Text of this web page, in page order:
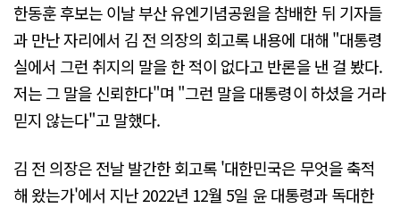
한동훈 후보는 이날 부산 유엔기념공원을 참배한 뒤 기자들
과 만난 자리에서 김 전 의장의 회고록 내용에 대해 "대통령
실에서 그런 취지의 말을 한 적이 없다고 반론을 낸 걸 봤다.
저는 그 말을 신뢰한다"며 "그런 말을 대통령이 하셨을 거라
믿지 않는다"고 말했다.
김 전 의장은 전날 발간한 회고록 '대한민국은 무엇을 축적
해 왔는가'에서 지난 2022년 12월 5일 윤 대통령과 독대한